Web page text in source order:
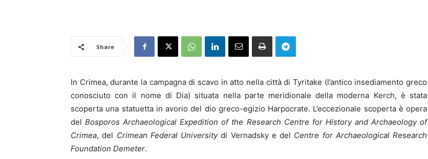
Share
In Crimea, durante la campagna di scavo in atto nella città di Tyritake (l’antico insediamento greco
conosciuto con il nome di Dia) situata nella parte meridionale della moderna Kerch, è stata
scoperta una statuetta in avorio del dio greco-egizio Harpocrate. L’eccezionale scoperta è opera
delBosporos Archaeological Expedition of the Research Centre for History and Archaeology of
Crimea, del Crimean Federal Universitydi Vernadsky e del Centre for Archaeological Research
Foundation Demeter.